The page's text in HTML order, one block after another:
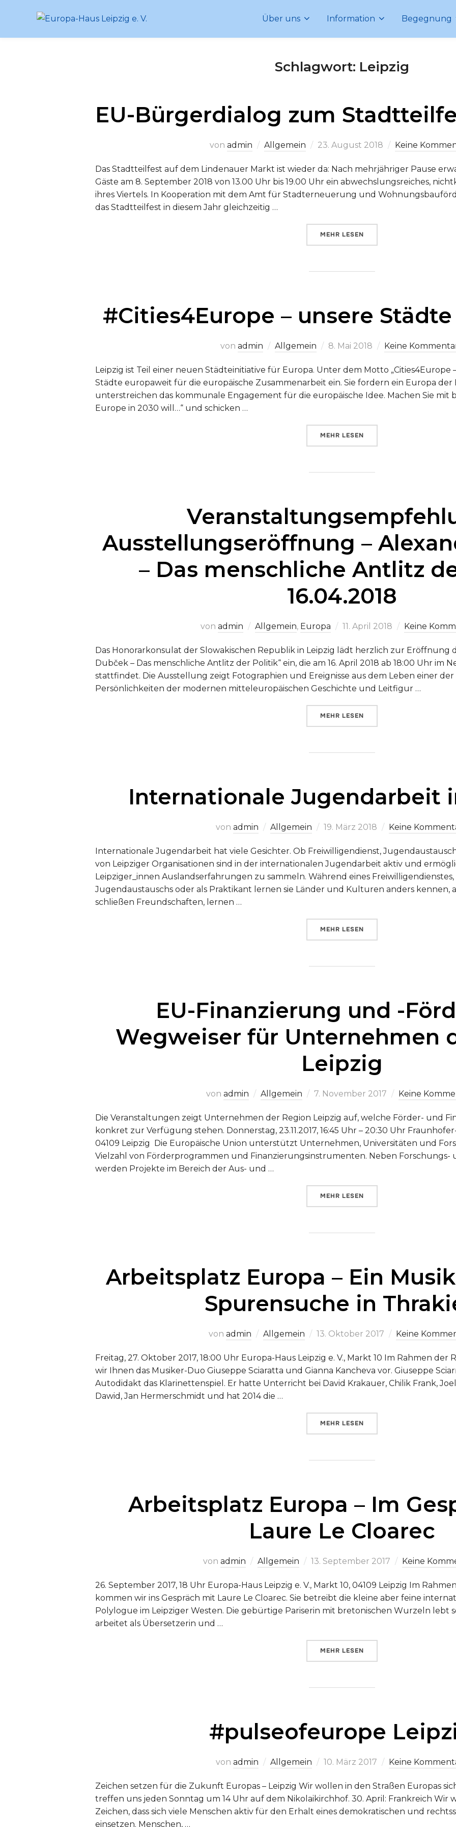
Über uns Information Begegnung
Schlagwort: Leipzig
EU-Bürgerdialog zum
von admin Allgemein
Veröffentlicht
23. August 2018 Keine
Das Stadtteilfest auf dem Lindenauer Markt ist wieder da: Nach mehrjähriger Pause
Gäste am 8. September 2018 von 13.00 Uhr bis 19.00 Uhr ein abwechslungsreiches,
ihres Viertels. In Kooperation mit dem Amt für Stadterneuerung und
das Stadtteilfest in diesem Jahr gleichzeitig …
MEHR ÜBER „EU-BÜRGERDIALOG ZUM
LESEN
#Cities4Europe – unsere
von admin Allgemein
Veröffentlicht
8. Mai 2018 Keine
Leipzig ist Teil einer neuen Städteinitiative für Europa. Unter dem Motto „Cities4Europe
Städte europaweit für die europäische Zusammenarbeit ein. Sie fordern ein Europa
unterstreichen das kommunale Engagement für die europäische Idee. Machen Sie mit
Europe in 2030 will…“ und schicken …
MEHR ÜBER „#CITIES4EUROPE –
LESEN
Ausstellungseröffnung –
– Das menschliche Antlitz
16.04.2018
von admin Allgemein, Europa
Veröffentlicht
11. April 2018 Keine
Das Honorarkonsulat der Slowakischen Republik in Leipzig lädt herzlich zur Eröffnung
Dubček – Das menschliche Antlitz der Politik“ ein, die am 16. April 2018 ab 18:00 Uhr im
stattfindet. Die Ausstellung zeigt Fotographien und Ereignisse aus dem Leben einer
Persönlichkeiten der modernen mitteleuropäischen Geschichte und Leitfigur …
MEHR ÜBER
LESEN
Internationale Jugendarbeit
von admin Allgemein
Veröffentlicht
19. März 2018 Keine
Internationale Jugendarbeit hat viele Gesichter. Ob Freiwilligendienst,
von Leipziger Organisationen sind in der internationalen Jugendarbeit aktiv und
Leipziger_innen Auslandserfahrungen zu sammeln. Während eines
Jugendaustauschs oder als Praktikant lernen sie Länder und Kulturen anders kennen,
schließen Freundschaften, lernen …
MEHR ÜBER „INTERNATIONALE
LESEN
EU-Finanzierung und -
Wegweiser für Unternehmen
Leipzig
von admin Allgemein
Veröffentlicht
7. November 2017 Keine
Die Veranstaltungen zeigt Unternehmen der Region Leipzig auf, welche Förder- und
konkret zur Verfügung stehen. Donnerstag, 23.11.2017, 16:45 Uhr – 20:30 Uhr
04109 Leipzig Die Europäische Union unterstützt Unternehmen, Universitäten und
Vielzahl von Förderprogrammen und Finanzierungsinstrumenten. Neben
werden Projekte im Bereich der Aus- und …
MEHR ÜBER „EU-FINANZIERUNG UND -
LESEN
Arbeitsplatz Europa – Ein
Spurensuche in
von admin Allgemein
Veröffentlicht
13. Oktober 2017 Keine
Freitag, 27. Oktober 2017, 18:00 Uhr Europa-Haus Leipzig e. V., Markt 10 Im Rahmen
wir Ihnen das Musiker-Duo Giuseppe Sciaratta und Gianna Kancheva vor. Giuseppe
Autodidakt das Klarinettenspiel. Er hatte Unterricht bei David Krakauer, Chilik Frank,
Dawid, Jan Hermerschmidt und hat 2014 die …
MEHR ÜBER „ARBEITSPLATZ EUROPA
LESEN
Arbeitsplatz Europa – Im
Laure Le Cloarec
von admin Allgemein
Veröffentlicht
13. September 2017 Keine
26. September 2017, 18 Uhr Europa-Haus Leipzig e. V., Markt 10, 04109 Leipzig Im
kommen wir ins Gespräch mit Laure Le Cloarec. Sie betreibt die kleine aber feine
Polylogue im Leipziger Westen. Die gebürtige Pariserin mit bretonischen Wurzeln lebt
arbeitet als Übersetzerin und …
MEHR ÜBER „ARBEITSPLATZ EUROPA
LESEN
#pulseofeurope
von admin Allgemein
Veröffentlicht
10. März 2017 Keine
Zeichen setzen für die Zukunft Europas – Leipzig Wir wollen in den Straßen Europas
treffen uns jeden Sonntag um 14 Uhr auf dem Nikolaikirchhof. 30. April: Frankreich Wir
Zeichen, dass sich viele Menschen aktiv für den Erhalt eines demokratischen und
einsetzen. Menschen, …